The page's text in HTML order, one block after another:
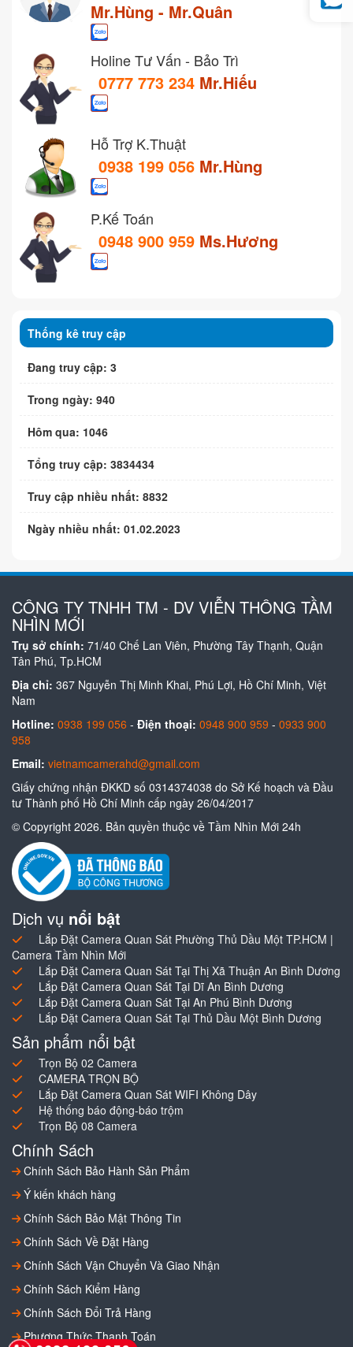
Mr.Hùng - Mr.Quân
Holine Tư Vấn - Bảo Trì
0777 773 234 Mr.Hiếu
Hỗ Trợ K.Thuật
0938 199 056 Mr.Hùng
P.Kế Toán
0948 900 959 Ms.Hương
Thống kê truy cập
Đang truy cập: 3
Trong ngày: 940
Hôm qua: 1046
Tổng truy cập: 3834434
Truy cập nhiều nhất: 8832
Ngày nhiều nhất: 01.02.2023
CÔNG TY TNHH TM - DV VIỄN THÔNG TẦM
NHÌN MỚI
Trụ sở chính: 71/40 Chế Lan Viên, Phường Tây Thạnh, Quận
Tân Phú, Tp.HCM
Địa chỉ: 367 Nguyễn Thị Minh Khai, Phú Lợi, Hồ Chí Minh, Việt
Nam
Hotline: 0938 199 056 - Điện thoại: 0948 900 959 - 0933 900
958
Email: vietnamcamerahd@gmail.com
Giấy chứng nhận ĐKKD số 0314374038 do Sở Kế hoạch và Đầu
tư Thành phố Hồ Chí Minh cấp ngày 26/04/2017
© Copyright 2026. Bản quyền thuộc về Tầm Nhìn Mới 24h
Dịch vụ nổi bật
Lắp Đặt Camera Quan Sát Phường Thủ Dầu Một TP.HCM |
Camera Tầm Nhìn Mới
Lắp Đặt Camera Quan Sát Tại Thị Xã Thuận An Bình Dương
Lắp Đặt Camera Quan Sát Tại Dĩ An Bình Dương
Lắp Đặt Camera Quan Sát Tại An Phú Bình Dương
Lắp Đặt Camera Quan Sát Tại Thủ Dầu Một Bình Dương
Sản phẩm nổi bật
Trọn Bộ 02 Camera
CAMERA TRỌN BỘ
Lắp Đặt Camera Quan Sát WIFI Không Dây
Hệ thống báo động-báo trộm
Trọn Bộ 08 Camera
Chính Sách
Chính Sách Bảo Hành Sản Phẩm
Ý kiến khách hàng
Chính Sách Bảo Mật Thông Tin
Chính Sách Về Đặt Hàng
Chính Sách Vận Chuyển Và Giao Nhận
Chính Sách Kiểm Hàng
Chính Sách Đổi Trả Hàng
Phương Thức Thanh Toán